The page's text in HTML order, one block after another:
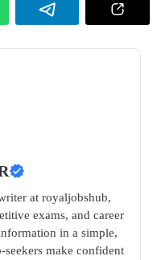
at royaljobshub,
exams, and career
in a simple,
make confident